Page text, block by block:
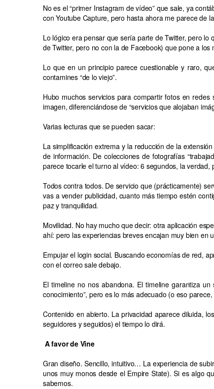
No es el “primer Instagram de vídeo” que sale, ya
con Youtube Capture, pero hasta ahora me parece de
Lo lógico era pensar que sería parte de Twitter, pero
de Twitter, pero no con la de Facebook) que pone a
Lo que en un principio parece cuestionable y raro,
contamines “de lo viejo”.
Hubo muchos servicios para compartir fotos en
imagen, diferenciándose de “servicios que alojaban
Varias lecturas que se pueden sacar:
La simplificación extrema y la reducción de la
de información. De colecciones de fotografías
parece tocarle el turno al vídeo: 6 segundos, la
Todos contra todos. De servicio que (prácticamente)
vas a vender publicidad, cuanto más tiempo estén
paz y tranquilidad.
Movilidad. No hay mucho que decir: otra aplicación
ahí: pero las experiencias breves encajan muy bien en
Empujar el login social. Buscando economías de red,
con el correo sale debajo.
El timeline no nos abandona. El timeline garantiza
conocimiento”, pero es lo más adecuado (o eso
Contenido en abierto. La privacidad aparece diluida,
seguidores y seguidos) el tiempo lo dirá.
A favor de Vine
Gran diseño. Sencillo, intuitivo… La experiencia de
unos muy monos desde el Empire State). Si es algo
sabemos.